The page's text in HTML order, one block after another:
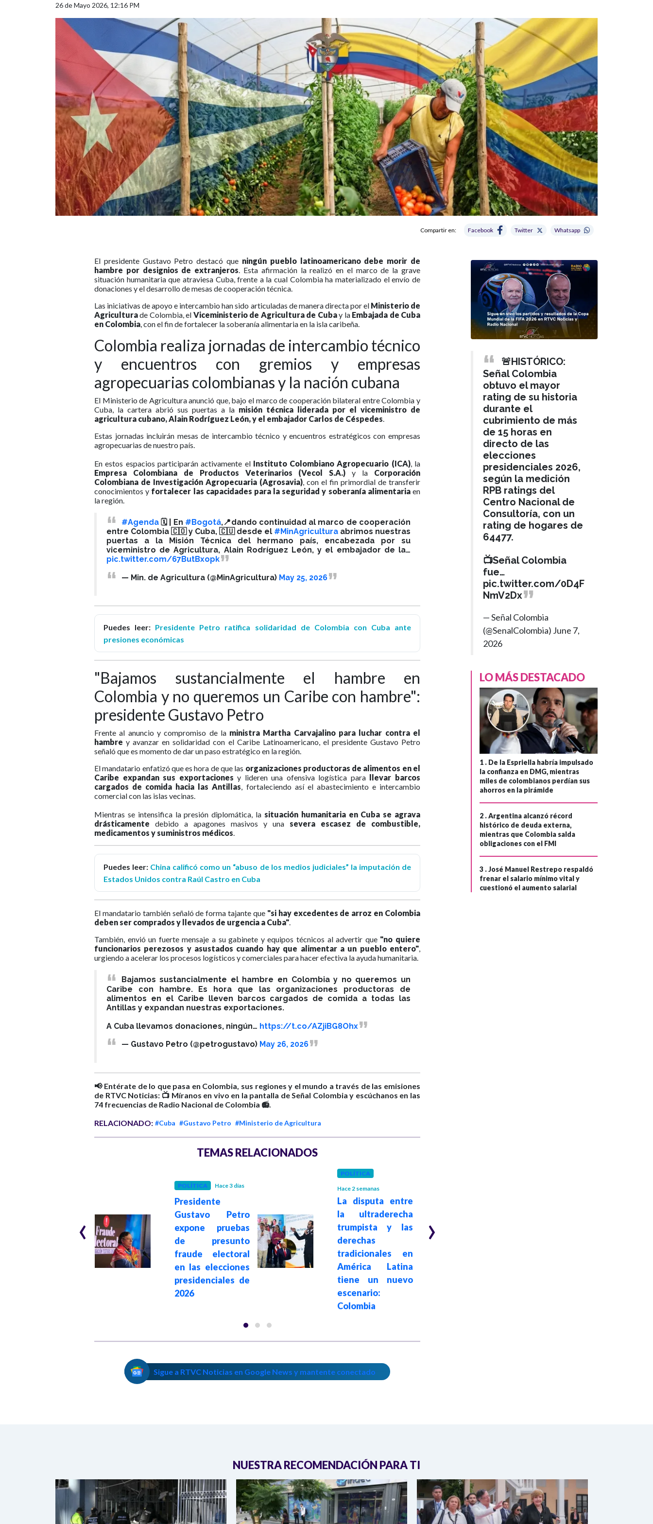
26 de Mayo 2026, 12:16 PM
Compartir en: Facebook Twitter Whatsapp
El presidente Gustavo Petro destacó que ningún pueblo latinoamericano debe morir de
hambre por designios de extranjeros. Esta afirmación la realizó en el marco de la grave
situación humanitaria que atraviesa Cuba, frente a la cual Colombia ha materializado el envío de
donaciones y el desarrollo de mesas de cooperación técnica.
Las iniciativas de apoyo e intercambio han sido articuladas de manera directa por el Ministerio de
Agriculturade Colombia, el Viceministerio de Agricultura de Cubay la Embajada de Cuba
en Colombia, con el fin de fortalecer la soberanía alimentaria en la isla caribeña.
Colombia realiza jornadas de intercambio técnico
y encuentros con gremios y empresas
agropecuarias colombianas y la nación cubana
El Ministerio de Agricultura anunció que, bajo el marco de cooperación bilateral entre Colombia y
Cuba, la cartera abrió sus puertas a la misión técnica liderada por el viceministro de
agricultura cubano, Alain Rodríguez León, y el embajador Carlos de Céspedes.
Estas jornadas incluirán mesas de intercambio técnico y encuentros estratégicos con empresas
agropecuarias de nuestro país.
En estos espacios participarán activamente el Instituto Colombiano Agropecuario (ICA), la
Empresa Colombiana de Productos Veterinarios (Vecol S.A.) y la Corporación
Colombiana de Investigación Agropecuaria (Agrosavia), con el fin primordial de transferir
conocimientos y fortalecer las capacidades para la seguridad y soberanía alimentariaen
la región.
#Agenda🗓️ | En #Bogotá,📍dando continuidad al marco de cooperación
entre Colombia 🇨🇴 y Cuba, 🇨🇺 desde el #MinAgricultura abrimos nuestras
puertas a la Misión Técnica del hermano país, encabezada por su
viceministro de Agricultura, Alain Rodríguez León, y el embajador de la…
pic.twitter.com/67ButBxopk
— Min. de Agricultura (@MinAgricultura) May 25, 2026
Puedes leer: Presidente Petro ratifica solidaridad de Colombia con Cuba ante
presiones económicas
"Bajamos sustancialmente el hambre en
Colombia y no queremos un Caribe con hambre":
presidente Gustavo Petro
Frente al anuncio y compromiso de la ministra Martha Carvajalino para luchar contra el
hambre y avanzar en solidaridad con el Caribe Latinoamericano, el presidente Gustavo Petro
señaló que es momento de dar un paso estratégico en la región.
El mandatario enfatizó que es hora de que las organizaciones productoras de alimentos en el
Caribe expandan sus exportaciones y lideren una ofensiva logística para
llevar barcos
cargados de comida hacia las Antillas, fortaleciendo así el abastecimiento e intercambio
comercial con las islas vecinas.
Mientras se intensifica la presión diplomática, la situación humanitaria en Cuba se agrava
drásticamente debido a apagones masivos y una severa escasez de combustible,
medicamentos y suministros médicos.
Puedes leer: China calificó como un “abuso de los medios judiciales” la imputación de
Estados Unidos contra Raúl Castro en Cuba
El mandatario también señaló de forma tajante que "si hay excedentes de arroz en Colombia
deben ser comprados y llevados de urgencia a Cuba".
También, envió un fuerte mensaje a su gabinete y equipos técnicos al advertir que "no quiere
funcionarios perezosos y asustados cuando hay que alimentar a un pueblo entero",
urgiendo a acelerar los procesos logísticos y comerciales para hacer efectiva la ayuda humanitaria.
Bajamos sustancialmente el hambre en Colombia y no queremos un
Caribe con hambre. Es hora que las organizaciones productoras de
alimentos en el Caribe lleven barcos cargados de comida a todas las
Antillas y expandan nuestras exportaciones.
A Cuba llevamos donaciones, ningún… https://t.co/AZjiBG8Ohx
— Gustavo Petro (@petrogustavo) May 26, 2026
📢 Entérate de lo que pasa en Colombia, sus regiones y el mundo a través de las emisiones
de RTVC Noticias: 📺 Míranos en vivo en la pantalla de Señal Colombia y escúchanos en las
74 frecuencias de Radio Nacional de Colombia 📻.
RELACIONADO: #Cuba #Gustavo Petro #Ministerio de Agricultura
TEMAS RELACIONADOS
en Colombia
POLÍTICA Hace 3 días
Presidente
Gustavo Petro
expone pruebas
de presunto
fraude electoral
en las elecciones
presidenciales de
2026
POLÍTICA
Hace 2 semanas
La disputa entre
la ultraderecha
trumpista y las
derechas
tradicionales en
América Latina
tiene un nuevo
escenario:
Colombia
‹ ›
Sigue a RTVC Noticias en Google News y mantente conectado
🚨HISTÓRICO:
Señal Colombia
obtuvo el mayor
rating de su historia
durante el
cubrimiento de más
de 15 horas en
directo de las
elecciones
presidenciales 2026,
según la medición
RPB ratings del
Centro Nacional de
Consultoría, con un
rating de hogares de
64477.
📺Señal Colombia
fue…
pic.twitter.com/0D4F
NmV2Dx
— Señal Colombia
(@SenalColombia) June 7,
2026
LO MÁS DESTACADO
1 . De la Espriella habría impulsado
la confianza en DMG, mientras
miles de colombianos perdían sus
ahorros en la pirámide
2 .Argentina alcanzó récord
histórico de deuda externa,
mientras que Colombia salda
obligaciones con el FMI
3 .José Manuel Restrepo respaldó
frenar el salario mínimo vital y
cuestionó el aumento salarial
NUESTRA RECOMENDACIÓN PARA TI